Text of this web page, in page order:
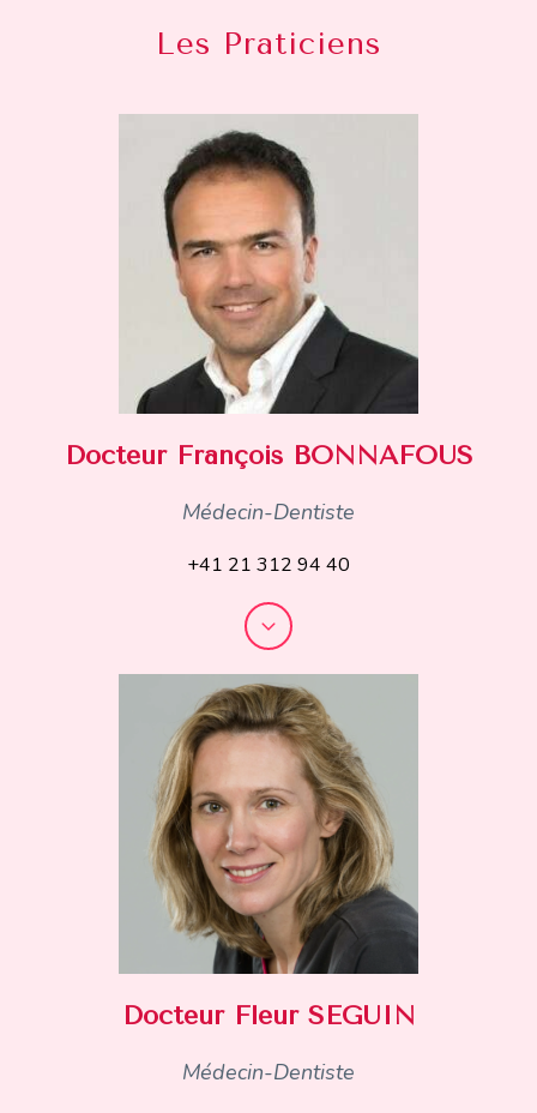
Les Praticiens
Docteur François BONNAFOUS
Médecin-Dentiste
+41 21 312 94 40
Docteur Fleur SEGUIN
Médecin-Dentiste